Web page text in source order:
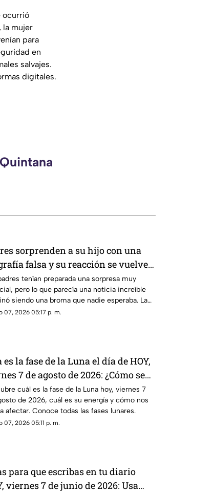
ocurrió
la mujer
para
en
salvajes.
digitales.
sorprenden a su hijo con una
falsa y su reacción se vuelve
tenían preparada una sorpresa muy
pero lo que parecía una noticia increíble
siendo una broma que nadie esperaba. La
de su hijo asi quedó grabada.
07, 2026 05:17 p. m.
es la fase de la Luna el día de HOY,
7 de agosto de 2026: ¿Cómo se
el astro durante la noche?
cuál es la fase de la Luna hoy, viernes 7
de 2026, cuál es su energía y cómo nos
afectar. Conoce todas las fases lunares.
07, 2026 05:11 p. m.
para que escribas en tu diario
viernes 7 de junio de 2026: Usa